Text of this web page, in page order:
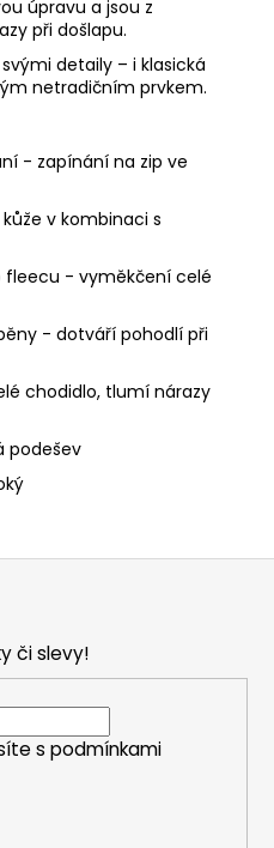
úpravu a jsou z
při došlapu.
detaily – i klasická
netradičním prvkem.
- zapínání na zip ve
v kombinaci s
fleecu - vyměkčení celé
- dotváří pohodlí při
chodidlo, tlumí nárazy
podešev
či slevy!
s podmínkami